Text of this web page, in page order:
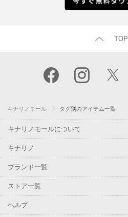
TOP
キナリノモール タグ別のアイテム一覧
キナリノモールについて
キナリノ
ブランド一覧
ストア一覧
ヘルプ